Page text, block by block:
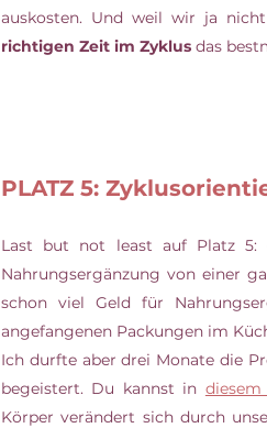
auskosten. Und weil wir ja
richtigen Zeit im Zyklus das
PLATZ 5:
Last but not least auf Platz 5:
Nahrungsergänzung von einer
schon viel Geld für
angefangenen Packungen im
Ich durfte aber drei Monate die
begeistert. Du kannst in
Körper verändert sich durch